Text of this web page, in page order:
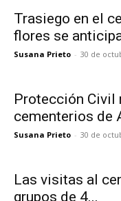
Trasiego en el
flores se
Susana Prieto - 30 de
Protección Civil
cementerios de
Susana Prieto - 30 de
Las visitas al
grupos de 4...